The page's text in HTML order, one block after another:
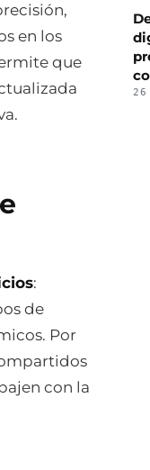
en los
que
:
de
Por
con la
26